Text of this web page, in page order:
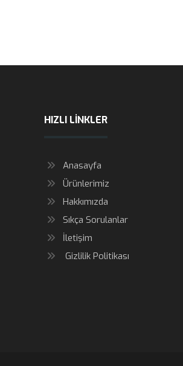
HIZLI LINKLER
Anasayfa
Ürünlerimiz
Hakkımızda
Sıkça Sorulanlar
İletişim
Gizlilik Politikası